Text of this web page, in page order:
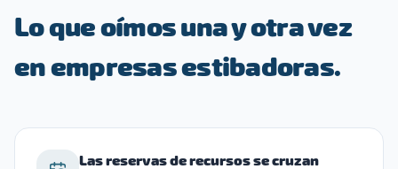
Lo que oímos una y otra vez
en empresas estibadoras.
Las reservas de recursos se cruzan